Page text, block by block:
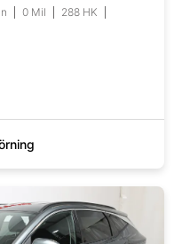
0 Mil
288 HK